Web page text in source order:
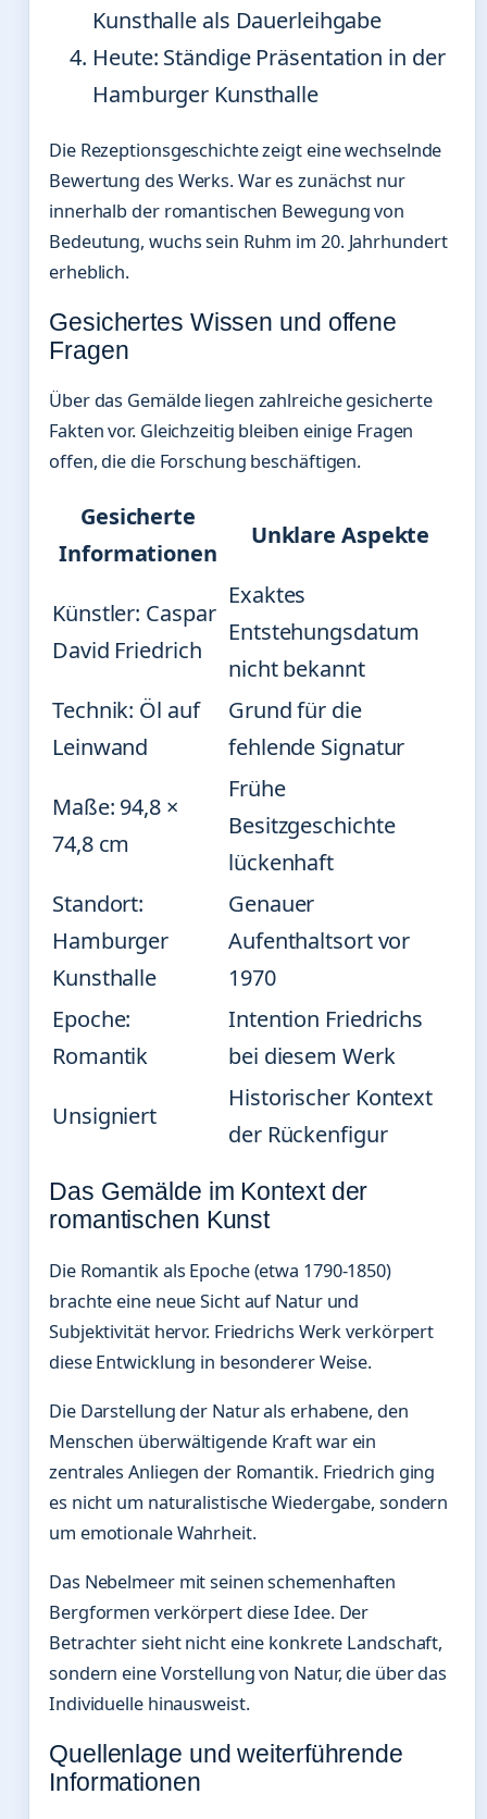
Kunsthalle als Dauerleihgabe
Heute: Ständige Präsentation in der
Hamburger Kunsthalle
Die Rezeptionsgeschichte zeigt eine wechselnde
Bewertung des Werks. War es zunächst nur
innerhalb der romantischen Bewegung von
Bedeutung, wuchs sein Ruhm im 20. Jahrhundert
erheblich.
Gesichertes Wissen und offene
Fragen
Über das Gemälde liegen zahlreiche gesicherte
Fakten vor. Gleichzeitig bleiben einige Fragen
offen, die die Forschung beschäftigen.
Gesicherte
Informationen
Unklare Aspekte
Künstler: Caspar
David Friedrich
Exaktes
Entstehungsdatum
nicht bekannt
Technik: Öl auf
Leinwand
Grund für die
fehlende Signatur
Maße: 94,8 ×
74,8 cm
Frühe
Besitzgeschichte
lückenhaft
Standort:
Hamburger
Kunsthalle
Genauer
Aufenthaltsort vor
1970
Epoche:
Romantik
Intention Friedrichs
bei diesem Werk
Unsigniert
Historischer Kontext
der Rückenfigur
Das Gemälde im Kontext der
romantischen Kunst
Die Romantik als Epoche (etwa 1790-1850)
brachte eine neue Sicht auf Natur und
Subjektivität hervor. Friedrichs Werk verkörpert
diese Entwicklung in besonderer Weise.
Die Darstellung der Natur als erhabene, den
Menschen überwältigende Kraft war ein
zentrales Anliegen der Romantik. Friedrich ging
es nicht um naturalistische Wiedergabe, sondern
um emotionale Wahrheit.
Das Nebelmeer mit seinen schemenhaften
Bergformen verkörpert diese Idee. Der
Betrachter sieht nicht eine konkrete Landschaft,
sondern eine Vorstellung von Natur, die über das
Individuelle hinausweist.
Quellenlage und weiterführende
Informationen